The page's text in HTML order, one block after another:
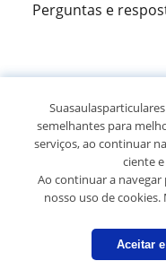
Perguntas e
305915
© 2007 -
Mapa do site:
semelhantes para
serviços, ao continuar
ciente
Ao continuar a
nosso uso de
Aceitar